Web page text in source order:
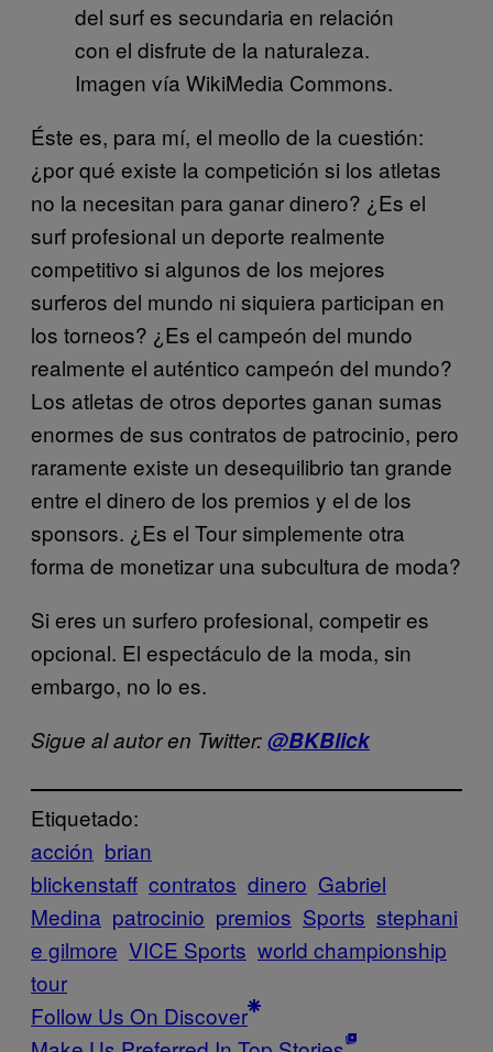
del surf es secundaria en relación
con el disfrute de la naturaleza.
Imagen vía WikiMedia Commons.
Éste es, para mí, el meollo de la cuestión:
¿por qué existe la competición si los atletas
no la necesitan para ganar dinero? ¿Es el
surf profesional un deporte realmente
competitivo si algunos de los mejores
surferos del mundo ni siquiera participan en
los torneos? ¿Es el campeón del mundo
realmente el auténtico campeón del mundo?
Los atletas de otros deportes ganan sumas
enormes de sus contratos de patrocinio, pero
raramente existe un desequilibrio tan grande
entre el dinero de los premios y el de los
sponsors. ¿Es el Tour simplemente otra
forma de monetizar una subcultura de moda?
Si eres un surfero profesional, competir es
opcional. El espectáculo de la moda, sin
embargo, no lo es.
Sigue al autor en Twitter:@BKBlick
Etiquetado:
acción brian
blickenstaff contratos dinero Gabriel
Medina patrocinio premios Sports stephani
e gilmore VICE Sports world championship
tour
Follow Us On Discover